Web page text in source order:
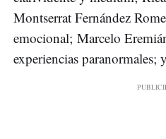
Montserrat Fernández
emocional; Marcelo
experiencias